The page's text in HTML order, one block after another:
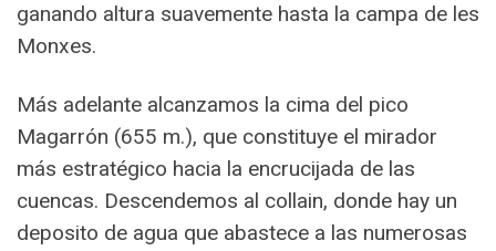
ganando altura suavemente hasta la campa de les
Monxes.
Más adelante alcanzamos la cima del pico
Magarrón (655 m.), que constituye el mirador
más estratégico hacia la encrucijada de las
cuencas. Descendemos al collain, donde hay un
deposito de agua que abastece a las numerosas